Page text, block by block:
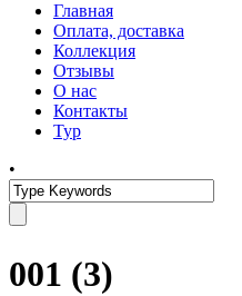
Главная
Оплата, доставка
Коллекция
Отзывы
О нас
Контакты
Тур
•
001 (3)